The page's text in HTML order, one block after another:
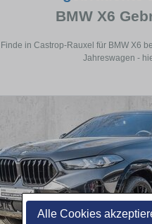
Alle Cookies
BMW X6
Finde in Castrop-Rauxel für BMW X6
Jahreswagen -